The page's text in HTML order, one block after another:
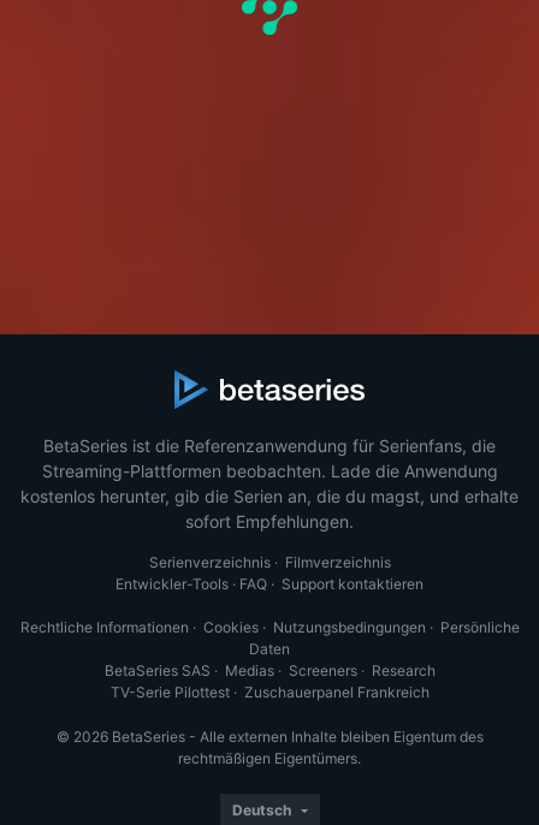
BetaSeries ist die Referenzanwendung für Serienfans, die
Streaming-Plattformen beobachten. Lade die Anwendung
kostenlos herunter, gib die Serien an, die du magst, und erhalte
sofort Empfehlungen.
Serienverzeichnis· Filmverzeichnis
Entwickler-Tools · FAQ · Support kontaktieren
Rechtliche Informationen · Cookies· Nutzungsbedingungen · Persönliche
Daten
BetaSeries SAS · Medias· Screeners· Research
TV-Serie Pilottest· Zuschauerpanel Frankreich
© 2026 BetaSeries - Alle externen Inhalte bleiben Eigentum des
rechtmäßigen Eigentümers.
Deutsch